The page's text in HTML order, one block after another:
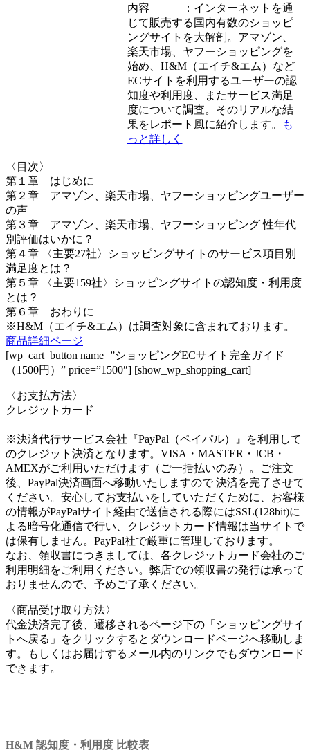
内容 ：インターネットを通
じて販売する国内有数のショッピ
ングサイトを大解剖。アマゾン、
楽天市場、ヤフーショッピングを
始め、H&M（エイチ&エム）など
ECサイトを利用するユーザーの認
知度や利用度、またサービス満足
度について調査。そのリアルな結
果をレポート風に紹介します。
も
っと詳しく
〈目次〉
第１章 はじめに
第２章 アマゾン、楽天市場、ヤフーショッピングユーザー
の声
第３章 アマゾン、楽天市場、ヤフーショッピング 性年代
別評価はいかに？
第４章 〈主要27社〉ショッピングサイトのサービス項目別
満足度とは？
第５章 〈主要159社〉ショッピングサイトの認知度・利用度
とは？
第６章 おわりに
※H&M（エイチ&エム）は調査対象に含まれております。
商品詳細ページ
[wp_cart_button name=”ショッピングECサイト完全ガイド
（1500円）” price=”1500″] [show_wp_shopping_cart]
〈お支払方法〉
クレジットカード
※決済代行サービス会社『PayPal（ペイパル）』を利用して
のクレジット決済となります。VISA・MASTER・JCB・
AMEXがご利用いただけます（ご一括払いのみ）。ご注文
後、PayPal決済画面へ移動いたしますので 決済を完了させて
ください。安心してお支払いをしていただくために、お客様
の情報がPayPalサイト経由で送信される際にはSSL(128bit)に
よる暗号化通信で行い、クレジットカード情報は当サイトで
は保有しません。PayPal社で厳重に管理しております。
なお、領収書につきましては、各クレジットカード会社のご
利用明細をご利用ください。弊店での領収書の発行は承って
おりませんので、予めご了承ください。
〈商品受け取り方法〉
代金決済完了後、遷移されるページ下の「ショッピングサイ
トへ戻る」をクリックするとダウンロードページへ移動しま
す。もしくはお届けするメール内のリンクでもダウンロード
できます。
H&M 認知度・利用度 比較表